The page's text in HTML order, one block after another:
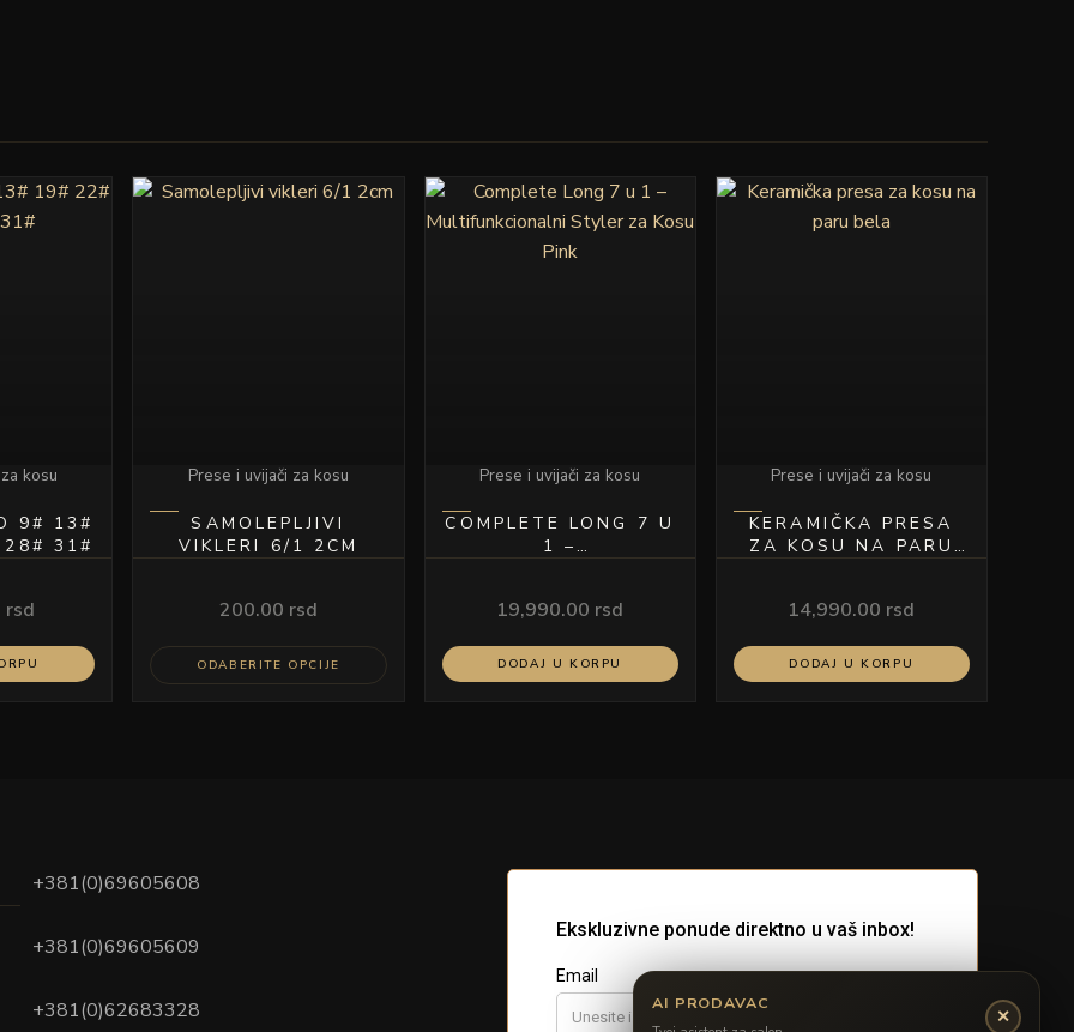
kosu
9# 13#
31#
rsd
Prese i uvijači za kosu
SAMOLEPLJIVI
VIKLERI 6/1 2CM
200.00 rsd
ODABERITE OPCIJE
Ovaj
stranici
proizvoda.
Prese i uvijači za kosu
COMPLETE LONG 7 U
1 –
PINK
19,990.00 rsd
DODAJ U KORPU
Prese i uvijači za kosu
KERAMIČKA PRESA
ZA KOSU NA PARU
14,990.00 rsd
DODAJ U KORPU
+381(0)69605608
+381(0)69605609
+381(0)62683328 AI PRODAVAC
✕